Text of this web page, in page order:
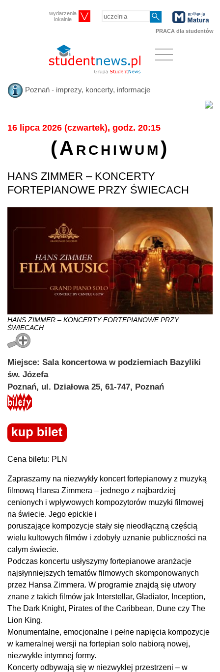
wydarzenia
lokalnie
PRACA dla studentów
Poznań - imprezy, koncerty, informacje
16 lipca 2026 (czwartek), godz. 20:15
(Archiwum)
HANS ZIMMER – KONCERTY
FORTEPIANOWE PRZY ŚWIECACH
HANS ZIMMER – KONCERTY FORTEPIANOWE PRZY
ŚWIECACH
Miejsce: Sala koncertowa w podziemiach Bazyliki
św. Józefa
Poznań, ul. Działowa 25, 61-747, Poznań
Cena biletu: PLN
Zapraszamy na niezwykły koncert fortepianowy z muzyką
filmową Hansa Zimmera – jednego z najbardziej
cenionych i wpływowych kompozytorów muzyki filmowej
na świecie. Jego epickie i
poruszające kompozycje stały się nieodłączną częścią
wielu kultowych filmów i zdobyły uznanie publiczności na
całym świecie.
Podczas koncertu usłyszymy fortepianowe aranżacje
najsłynniejszych tematów filmowych skomponowanych
przez Hansa Zimmera. W programie znajdą się utwory
znane z takich filmów jak Interstellar, Gladiator, Inception,
The Dark Knight, Pirates of the Caribbean, Dune czy The
Lion King.
Monumentalne, emocjonalne i pełne napięcia kompozycje
w kameralnej wersji na fortepian solo nabiorą nowej,
niezwykle intymnej formy.
Koncerty odbywają się w niezwykłej przestrzeni – w